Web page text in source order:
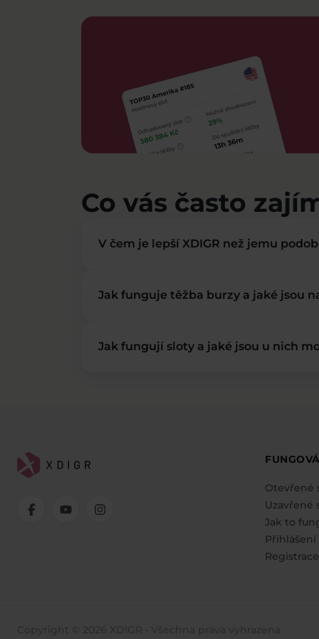
Co vás často
V čem je lepší XDIGR než jemu
Jak funguje těžba burzy a jaké jsou
Jak fungují sloty a jaké jsou u nich
Otevřené
Uzavřené
Jak to
Přihlášení
Registrace